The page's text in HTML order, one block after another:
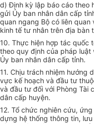
d) Định kỳ lập báo cáo theo
gửi Ủy ban nhân dân cấp
quan ngang Bộ có liên
kinh tế tư nhân trên địa bàn
10. Thực hiện hợp tác quốc
theo quy định của pháp
Ủy ban nhân dân cấp tỉnh.
11. Chịu trách nhiệm hướng
vực kế hoạch và đầu tư
và đầu tư đối với Phòng Tài
dân cấp huyện.
12. Tổ chức nghiên cứu,
dựng hệ thống thông tin,